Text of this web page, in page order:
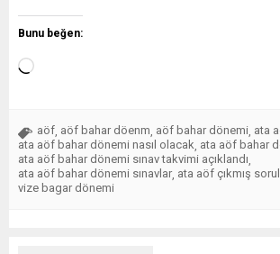
Bunu beğen:
aöf aöf bahar döenm aöf bahar dönemi ata
ata aöf bahar dönemi nasıl olacak ata aöf bahar
ata aöf bahar dönemi sınav takvimi açıklandı
ata aöf bahar dönemi sınavlar ata aöf çıkmış
vize bagar dönemi